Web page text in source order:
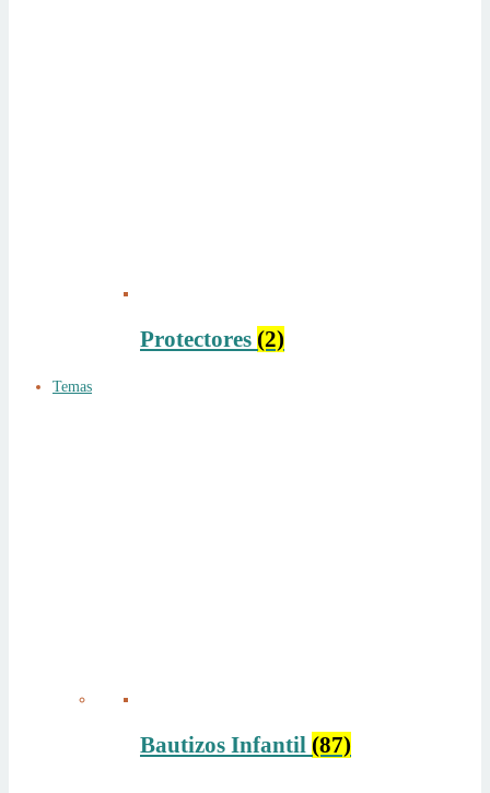
Protectores (2)
Temas
Bautizos Infantil (87)